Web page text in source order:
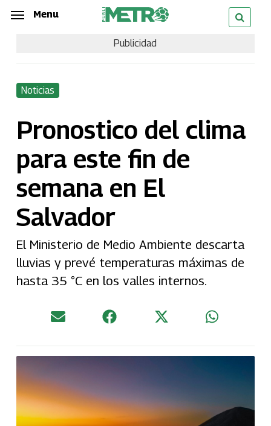
Skip
content
Menu
Publicidad
Noticias
Pronostico del clima
para este fin de
semana en El
Salvador
El Ministerio de Medio Ambiente descarta
lluvias y prevé temperaturas máximas de
hasta 35 °C en los valles internos.
Menu